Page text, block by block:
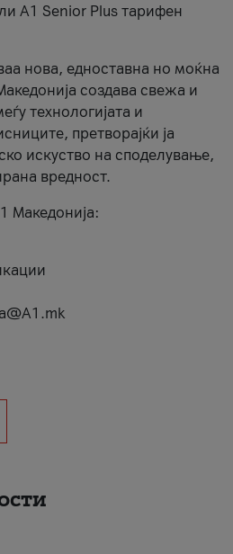
A1 Senior Plus тарифен
нова, едноставна но моќна
создава свежа и
технологијата и
претворајќи ја
искуство на споделување,
вредност.
Македонија: